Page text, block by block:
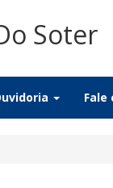
Soter
Fale